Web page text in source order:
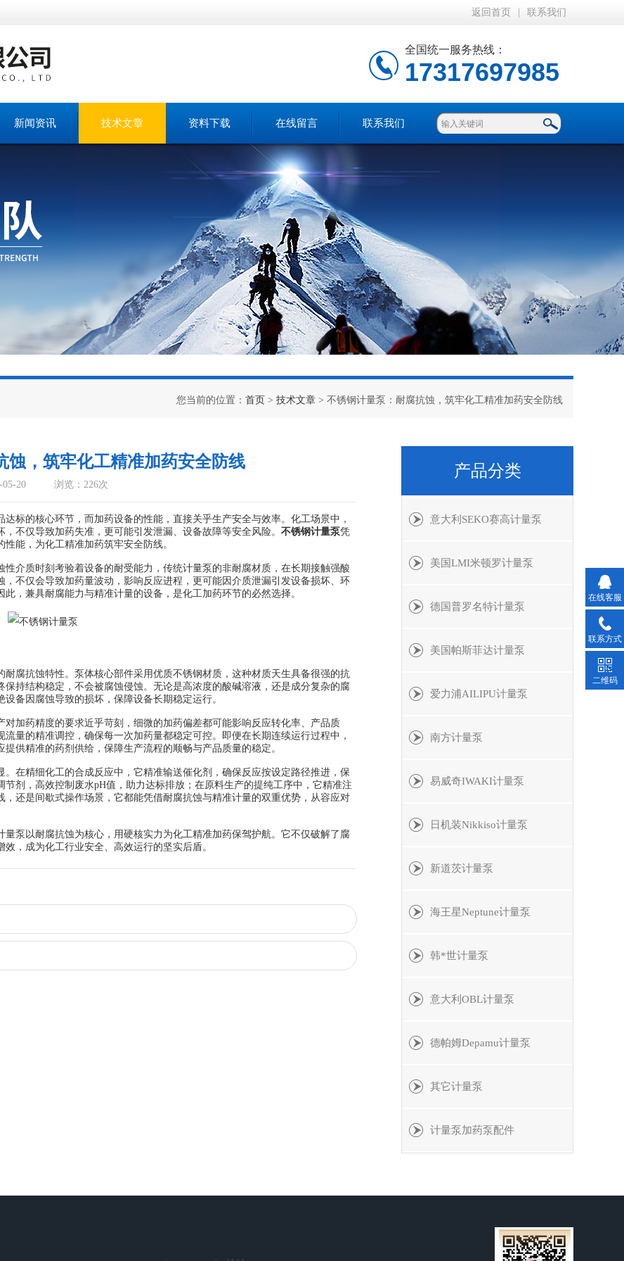
返回首页 联系我们
全国统一服务热线：
17317697985
新闻资讯 技术文章 资料下载 在线留言 联系我们
您当前的位置： 首页 > 技术文章 > 不锈钢计量泵：耐腐抗蚀，筑牢化工精准加药安全防线
蚀，筑牢化工精准加药安全防线
05-20 浏览：226次
的核心环节，而加药设备的性能，直接关乎生产安全与效率。化工场景中，
不仅导致加药失准，更可能引发泄漏、设备故障等安全风险。 不锈钢计量泵凭
能，为化工精准加药筑牢安全防线。
质时刻考验着设备的耐受能力，传统计量泵的非耐腐材质，在长期接触强酸
不仅会导致加药量波动，影响反应进程，更可能因介质泄漏引发设备损坏、环
，兼具耐腐能力与精准计量的设备，是化工加药环节的必然选择。
抗蚀特性。泵体核心部件采用优质不锈钢材质，这种材质天生具备很强的抗
持结构稳定，不会被腐蚀侵蚀。无论是高浓度的酸碱溶液，还是成分复杂的腐
备因腐蚀导致的损坏，保障设备长期稳定运行。
药精度的要求近乎苛刻，细微的加药偏差都可能影响反应转化率、产品质
量的精准调控，确保每一次加药量都稳定可控。即便在长期连续运行过程中，
供精准的药剂供给，保障生产流程的顺畅与产品质量的稳定。
精细化工的合成反应中，它精准输送催化剂，确保反应按设定路径推进，保
剂，高效控制废水pH值，助力达标排放；在原料生产的提纯工序中，它精准注
还是间歇式操作场景，它都能凭借耐腐抗蚀与精准计量的双重优势，从容应对
以耐腐抗蚀为核心，用硬核实力为化工精准加药保驾护航。它不仅破解了腐
，成为化工行业安全、高效运行的坚实后盾。
产品分类
意大利SEKO赛高计量泵
美国LMI米顿罗计量泵
德国普罗名特计量泵
美国帕斯菲达计量泵
爱力浦AILIPU计量泵
南方计量泵
易威奇IWAKI计量泵
日机装Nikkiso计量泵
新道茨计量泵
海王星Neptune计量泵
韩*世计量泵
意大利OBL计量泵
德帕姆Depamu计量泵
其它计量泵
计量泵加药泵配件
在线客服
联系方式
二维码